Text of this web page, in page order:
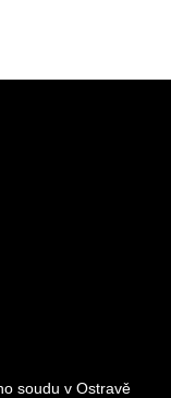
soudu v Ostravě